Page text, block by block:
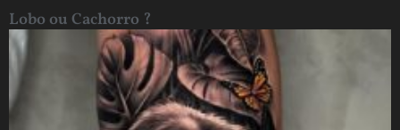
Lobo ou Cachorro ?